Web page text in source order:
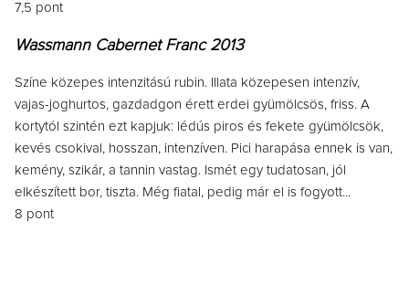
7,5 pont
Wassmann Cabernet Franc 2013
Színe közepes intenzitású rubin. Illata közepesen intenzív,
vajas-joghurtos, gazdadgon érett erdei gyümölcsös, friss. A
kortytól szintén ezt kapjuk: lédús piros és fekete gyümölcsök,
kevés csokival, hosszan, intenzíven. Pici harapása ennek is van,
kemény, szikár, a tannin vastag. Ismét egy tudatosan, jól
elkészített bor, tiszta. Még fiatal, pedig már el is fogyott...
8 pont